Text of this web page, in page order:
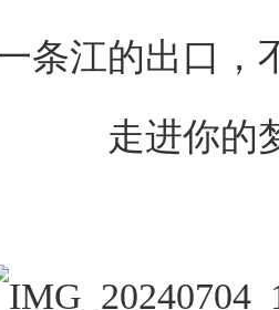
条江的出口，
走进你的